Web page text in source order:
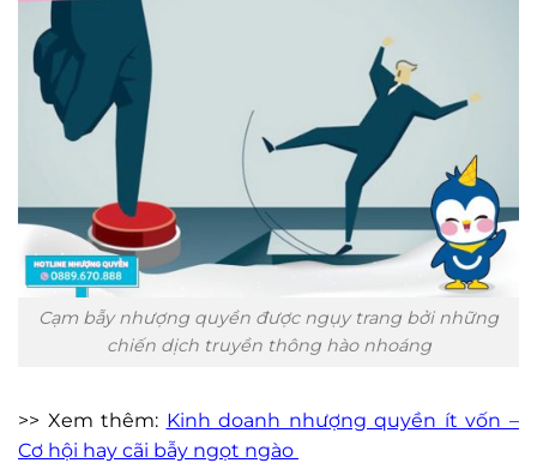
Cạm bẫy nhượng quyền được ngụy trang bởi những
chiến dịch truyền thông hào nhoáng
>> Xem thêm: Kinh doanh nhượng quyền ít vốn –
Cơ hội hay cãi bẫy ngọt ngào